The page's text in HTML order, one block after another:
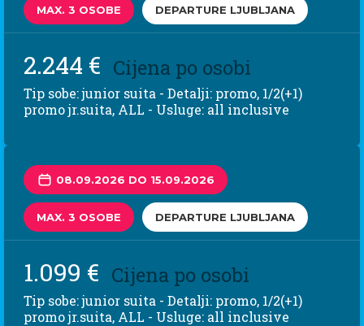
MAX. 3 OSOBE DEPARTURE LJUBLJANA
2.244 € Cijena po osobi
Tip sobe: junior suita - Detalji: promo, 1/2(+1)
promo jr.suita, ALL - Usluge: all inclusive
08.09.2026 DO 15.09.2026
MAX. 3 OSOBE DEPARTURE LJUBLJANA
1.099 € Cijena po osobi
Tip sobe: junior suita - Detalji: promo, 1/2(+1)
promo jr.suita, ALL - Usluge: all inclusive